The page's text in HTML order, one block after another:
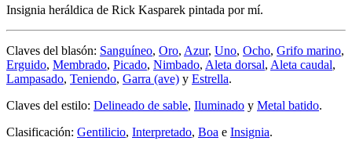
Insignia heráldica de Rick Kasparek pintada por mí.
Claves del blasón: Sanguíneo, Oro, Azur, Uno, Ocho, Grifo marino,
Erguido, Membrado, Picado, Nimbado, Aleta dorsal, Aleta caudal,
Lampasado, Teniendo, Garra (ave) y Estrella.
Claves del estilo: Delineado de sable, Iluminado y Metal batido.
Clasificación: Gentilicio, Interpretado, Boa e Insignia.